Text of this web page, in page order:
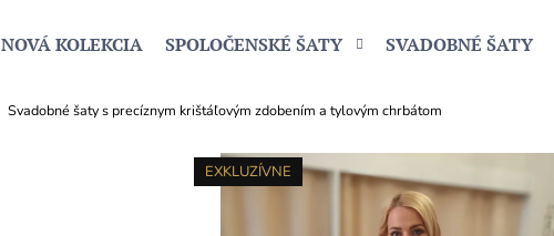
NOVÁ KOLEKCIA SPOLOČENSKÉ ŠATY SVADOBNÉ ŠATY
Svadobné šaty s precíznym krištáľovým zdobením a tylovým chrbátom
EXKLUZÍVNE
Čo potrebujete nájsť?
HĽADAŤ